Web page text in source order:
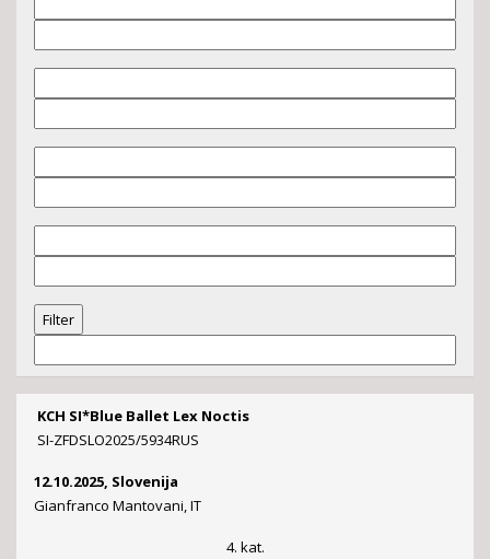
KCH SI*Blue Ballet Lex Noctis
SI-ZFDSLO2025/5934RUS
12.10.2025, Slovenija
Gianfranco Mantovani, IT
4. kat.